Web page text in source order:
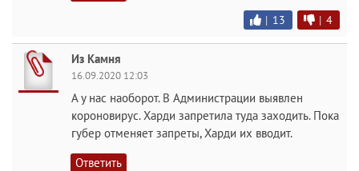
| 13 | 4
Из Камня
16.09.2020 12:03
А у нас наоборот. В Администрации выявлен
короновирус. Харди запретила туда заходить. Пока
губер отменяет запреты, Харди их вводит.
Ответить